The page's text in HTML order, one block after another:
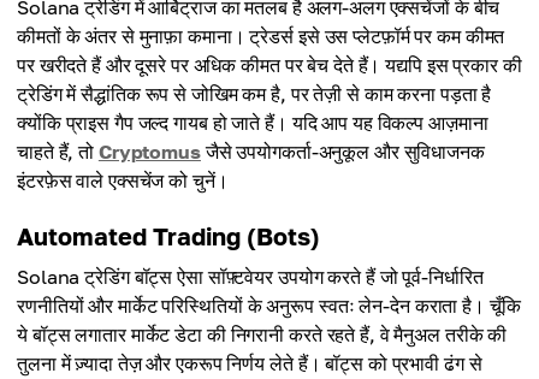
Solana ट्रेडिंग में आर्बिट्राज का मतलब है अलग-अलग एक्सचेंजों के बीच
कीमतों के अंतर से मुनाफ़ा कमाना। ट्रेडर्स इसे उस प्लेटफ़ॉर्म पर कम कीमत
पर खरीदते हैं और दूसरे पर अधिक कीमत पर बेच देते हैं। यद्यपि इस प्रकार की
ट्रेडिंग में सैद्धांतिक रूप से जोखिम कम है, पर तेज़ी से काम करना पड़ता है
क्योंकि प्राइस गैप जल्द गायब हो जाते हैं। यदि आप यह विकल्प आज़माना
चाहते हैं, तो Cryptomusजैसे उपयोगकर्ता-अनुकूल और सुविधाजनक
इंटरफ़ेस वाले एक्सचेंज को चुनें।
Automated Trading (Bots)
Solana ट्रेडिंग बॉट्स ऐसा सॉफ़्टवेयर उपयोग करते हैं जो पूर्व-निर्धारित
रणनीतियों और मार्केट परिस्थितियों के अनुरूप स्वतः लेन-देन कराता है। चूँकि
ये बॉट्स लगातार मार्केट डेटा की निगरानी करते रहते हैं, वे मैनुअल तरीके की
तुलना में ज़्यादा तेज़ और एकरूप निर्णय लेते हैं। बॉट्स को प्रभावी ढंग से